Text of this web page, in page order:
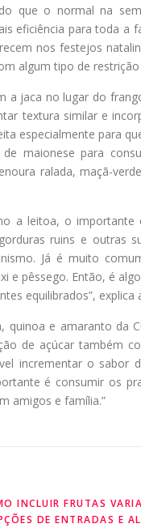
que o normal na
eficiência para toda a
nos festejos
algum tipo de
a jaca no lugar do
textura similar e
especialmente para
maionese para
ralada, maçã-
a leitoa, o
ruins e outras
Já é muito
e pêssego. Então, é
equilibrados”, explica
e amaranto da
de açúcar também
incrementar o sabor
é consumir os
amigos e família.”
INCLUIR FRUTAS
DE ENTRADAS E